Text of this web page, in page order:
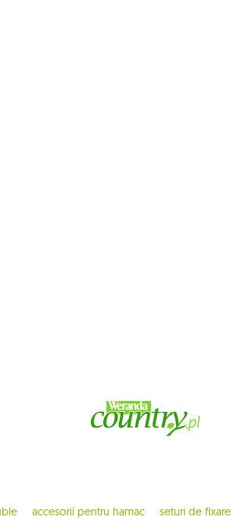
accesorii pentru hamac seturi de fixare